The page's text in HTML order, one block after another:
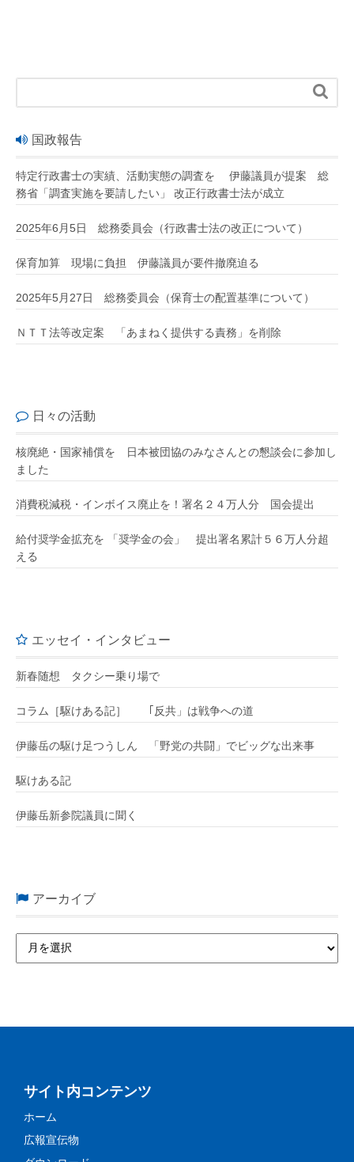

国政報告
特定行政書士の実績、活動実態の調査を 伊藤議員が提案 総
務省「調査実施を要請したい」 改正行政書士法が成立
2025年6月5日 総務委員会（行政書士法の改正について）
保育加算 現場に負担 伊藤議員が要件撤廃迫る
2025年5月27日 総務委員会（保育士の配置基準について）
ＮＴＴ法等改定案 「あまねく提供する責務」を削除
日々の活動
核廃絶・国家補償を 日本被団協のみなさんとの懇談会に参加し
ました
消費税減税・インボイス廃止を！署名２４万人分 国会提出
給付奨学金拡充を 「奨学金の会」 提出署名累計５６万人分超
える
エッセイ・インタビュー
新春随想 タクシー乗り場で
コラム［駆けある記］ ｢反共」は戦争への道
伊藤岳の駆け足つうしん 「野党の共闘」でビッグな出来事
駆けある記
伊藤岳新参院議員に聞く
アーカイブ
サイト内コンテンツ
ホーム
広報宣伝物